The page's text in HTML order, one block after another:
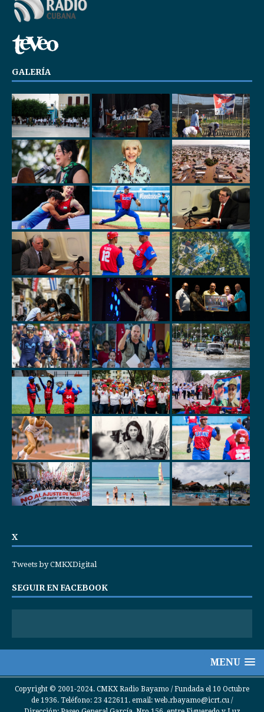
GALERÍA
X
Tweets by CMKXDigital
SEGUIR EN FACEBOOK
MENU
Copyright © 2001-2024. CMKX Radio Bayamo / Fundada el 10 Octubre
de 1936. Teléfono: 23 422611. email: web.rbayamo@icrt.cu /